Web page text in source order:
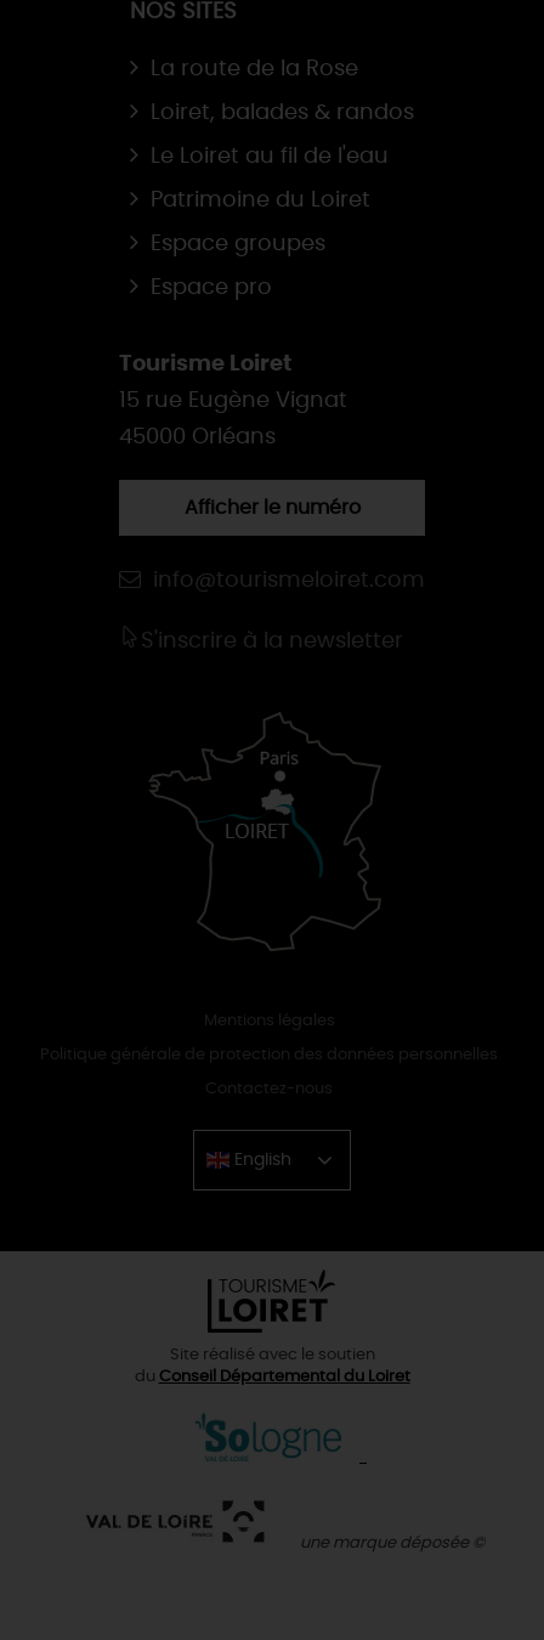
NOS SITES
La route de la Rose
Loiret, balades & randos
Le Loiret au fil de l'eau
Patrimoine du Loiret
Espace groupes
Espace pro
Tourisme Loiret
15 rue Eugène Vignat
45000 Orléans
Afficher le numéro
info@tourismeloiret.com
S'inscrire à la newsletter
Mentions légales
Politique générale de protection des données personnelles
Contactez-nous
English
Chinese
Site réalisé avec le soutien
du Conseil Départemental du Loiret
une marque déposée ©